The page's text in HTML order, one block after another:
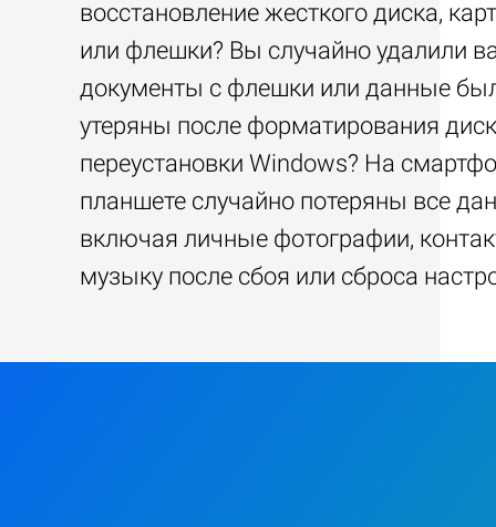
восстановление жесткого диска,
или флешки? Вы случайно удалили
документы с флешки или данные
утеряны после форматирования
переустановки Windows? На
планшете случайно потеряны все
включая личные фотографии,
музыку после сбоя или сброса